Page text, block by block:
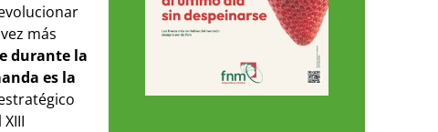
más
durante la
es la